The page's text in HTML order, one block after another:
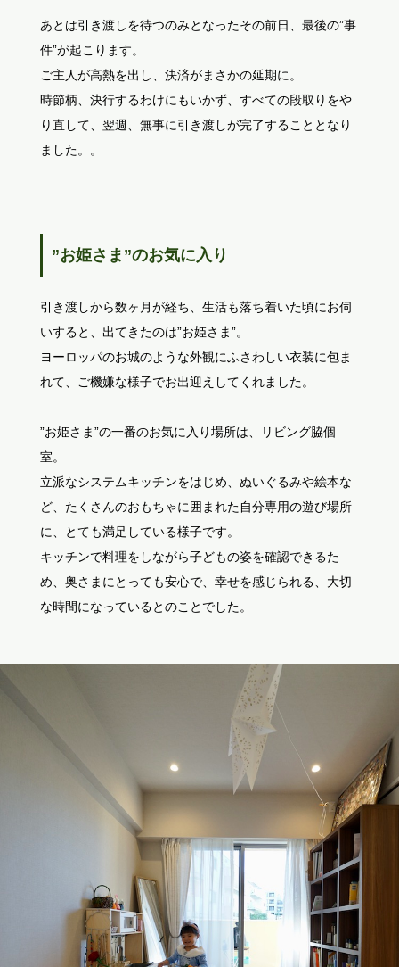
あとは引き渡しを待つのみとなったその前日、最後の”事
件”が起こります。
ご主人が高熱を出し、決済がまさかの延期に。
時節柄、決行するわけにもいかず、すべての段取りをや
り直して、翌週、無事に引き渡しが完了することとなり
ました。。
”お姫さま”のお気に入り
引き渡しから数ヶ月が経ち、生活も落ち着いた頃にお伺
いすると、出てきたのは”お姫さま”。
ヨーロッパのお城のような外観にふさわしい衣装に包ま
れて、ご機嫌な様子でお出迎えしてくれました。
”お姫さま”の一番のお気に入り場所は、リビング脇個
室。
立派なシステムキッチンをはじめ、ぬいぐるみや絵本な
ど、たくさんのおもちゃに囲まれた自分専用の遊び場所
に、とても満足している様子です。
キッチンで料理をしながら子どもの姿を確認できるた
め、奥さまにとっても安心で、幸せを感じられる、大切
な時間になっているとのことでした。